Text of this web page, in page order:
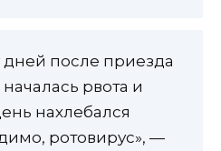
дней после приезда
рвота и
нахлебался
ротовирус», —